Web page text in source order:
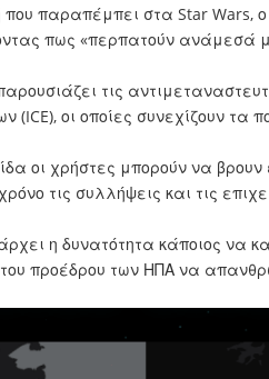
που παραπέμπει στα Star Wars,
πως «περπατούν ανάμεσά
τις
(ICE), οι οποίες συνεχίζουν τα
οι χρήστες μπορούν να
τις συλλήψεις και τις
η δυνατότητα κάποιος να
προέδρου των ΗΠΑ να